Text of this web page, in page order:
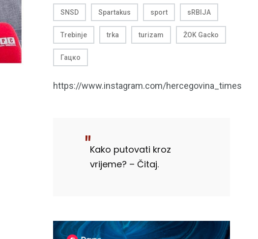
SNSD Spartakus sport sRBIJA
Trebinje trka turizam ŽOK Gacko
Гацко
https://www.instagram.com/hercegovina_times
Kako putovati kroz
vrijeme? – Čitaj.